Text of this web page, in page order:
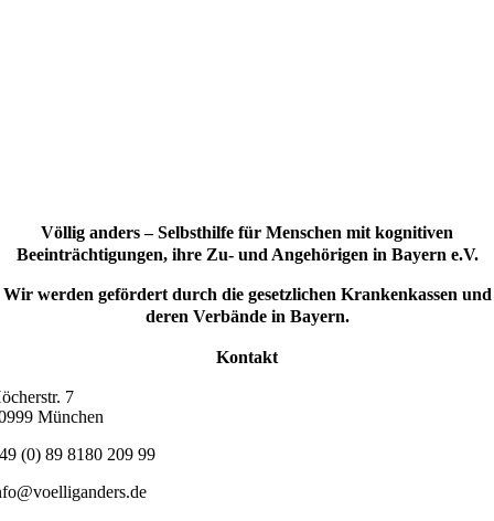
Völlig anders – Selbsthilfe für Menschen mit kognitiven
Beeinträchtigungen, ihre Zu- und Angehörigen in Bayern e.V.
Wir werden gefördert durch die gesetzlichen Krankenkassen und
deren Verbände in Bayern.
Kontakt
7
München
(0) 89 8180 209 99